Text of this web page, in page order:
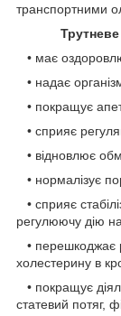
транспортними
• має
• надає
• покращує
• сприяє
• відновлює
• нормалізує
• сприяє
регулюючу дію на
• перешкоджає
холестерину в
• покращує
статевий потяг,